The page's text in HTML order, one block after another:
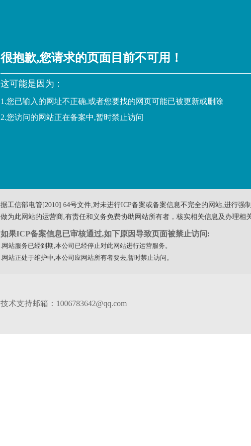
很抱歉,您请求的页面目前不可用！
这可能是因为：
1.您已输入的网址不正确,或者您要找的网页可能已被更新或删除
2.您访问的网站正在备案中,暂时禁止访问
据工信部电管[2010] 64号文件,对未进行ICP备案或备案信息不完全的网站,进行强制
做为此网站的运营商,有责任和义务免费协助网站所有者，核实相关信息及办理相
如果ICP备案信息已审核通过,如下原因导致页面被禁止访问:
.网站服务已经到期,本公司已经停止对此网站进行运营服务。
.网站正处于维护中,本公司应网站所有者要去,暂时禁止访问。
技术支持邮箱：1006783642@qq.com